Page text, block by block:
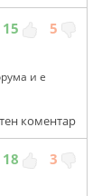
15 5
и е
коментар
18 3